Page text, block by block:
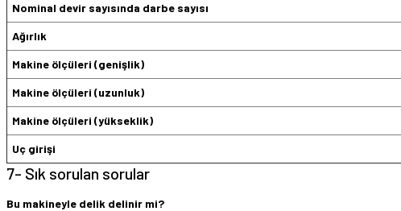
Nominal devir sayısında darbe sayısı
Ağırlık
Makine ölçüleri (genişlik)
Makine ölçüleri (uzunluk)
Makine ölçüleri (yükseklik)
Uç girişi
7- Sık sorulan sorular
Bu makineyle delik delinir mi?